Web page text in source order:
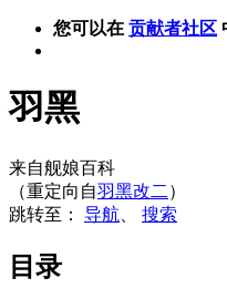
您可以在 贡献者社区
羽黑
来自舰娘百科
（重定向自羽黑改二 ）
跳转至： 导航 搜索
目录